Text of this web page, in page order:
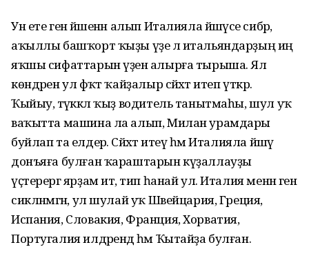
Ун ете генә йәшенән алып Италияла йәшәүсе сибәр,
аҡыллы башҡорт ҡыҙы үҙе лә итальяндарҙың иң
яҡшы сифаттарын үҙенә алырға тырыша. Ял
көндәрен ул фәҡәт ҡайҙалыр сәйәхәт итеп үткәрә.
Ҡыйыу, тәүәккәл ҡыҙ водитель танытмаһы, шул уҡ
ваҡытта машина ла алып, Милан урамдары
буйлап та елдерә. Сәйәхәт итеү һәм Италияла йәшәү
донъяға булған ҡараштарын күҙаллауҙы
үҫтерергә ярҙам итә, тип һанай ул. Италия менән генә
сикләнмәгән, ул шулай уҡ Швейцария, Греция,
Испания, Словакия, Франция, Хорватия,
Португалия илдәрендә һәм Ҡытайҙа булған.